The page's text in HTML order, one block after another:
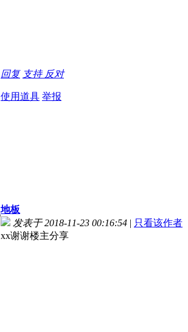
回复 支持 反对
使用道具 举报
地板
发表于 2018-11-23 00:16:54 | 只看该作者
xx谢谢楼主分享